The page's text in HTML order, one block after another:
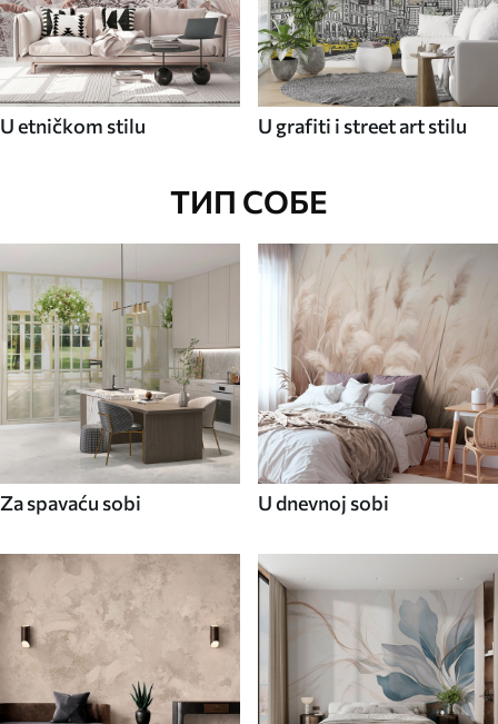
U etničkom stilu U grafiti i street art stilu
ТИП СОБЕ
Za spavaću sobi U dnevnoj sobi